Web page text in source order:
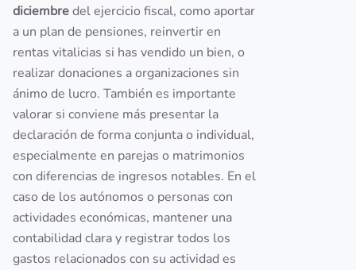
diciembredel ejercicio fiscal, como aportar
a un plan de pensiones, reinvertir en
rentas vitalicias si has vendido un bien, o
realizar donaciones a organizaciones sin
ánimo de lucro. También es importante
valorar si conviene más presentar la
declaración de forma conjunta o individual,
especialmente en parejas o matrimonios
con diferencias de ingresos notables. En el
caso de los autónomos o personas con
actividades económicas, mantener una
contabilidad clara y registrar todos los
gastos relacionados con su actividad es